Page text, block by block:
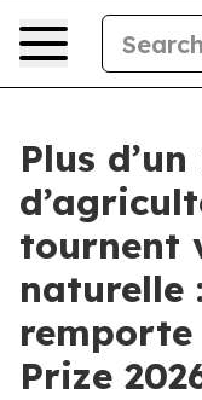
Plus
tournent
naturelle
remporte
Prize